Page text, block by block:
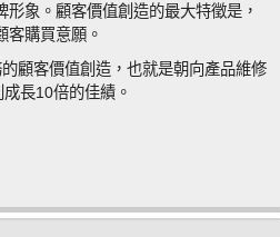
象。顧客價值創造的最大特徵是，
客購買意願。
顧客價值創造，也就是朝向產品維修
長10倍的佳績。